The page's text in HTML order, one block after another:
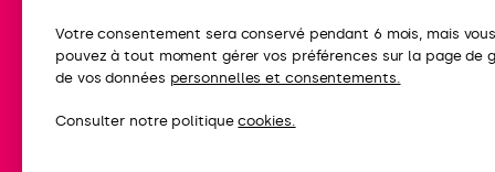
FAQ
Contactez-nous
Votre consentement sera conservé pendant 6 mois, mais vous
pouvez à tout moment gérer vos préférences sur la page de
de vos données personnelles et consentements.
Consulter notre politiquecookies.